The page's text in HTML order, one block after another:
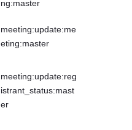
ng:master
meeting:update:me
eting:master
meeting:update:reg
istrant_status:mast
er